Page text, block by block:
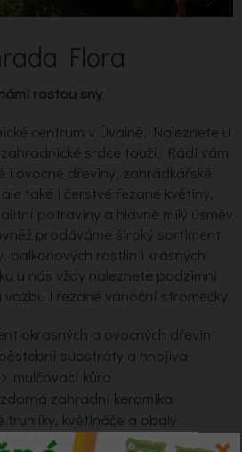
Flora
rostou sny
centrum v Úvalně. Naleznete u
srdce touží. Rádi vám
i ovocné dřeviny, zahrádkářské
také i čerstvé řezané květiny,
potraviny a hlavně milý úsměv
prodáváme široký sortiment
balkonových rostlin i krásných
u nás vždy naleznete podzimní
i řezané vánoční stromečky.
okrasných a ovocných dřevin
substráty a hnojiva
mulčovací kůra
zahradní keramika
truhlíky, květináče a obaly
potřeby